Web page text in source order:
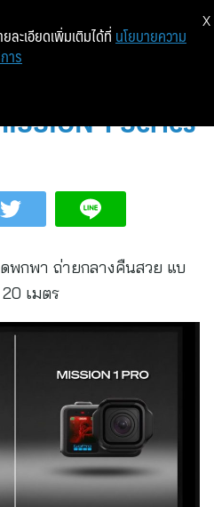
ยวจัดกระเป๋า!
1 Series
พกพา ถ่ายกลางคืนสวย แบ
เมตร
ละเอียดเพิ่มเติมได้ที่ นโยบายความ
าร
X